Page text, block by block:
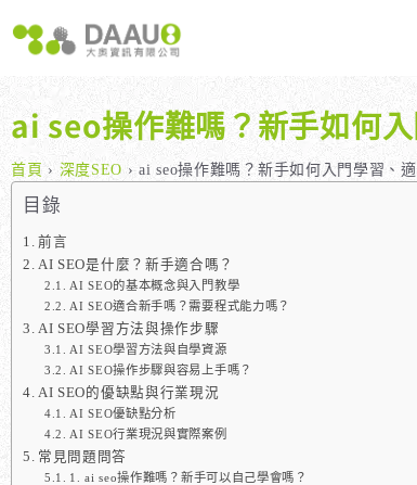
至
內
容
大奧獨家 AISEO矩陣系統｜SEO自動化輕鬆佈局關鍵字
八大專業SEO服務：網站流量快速成長
SEO 救星：你的網站沒有自然流量嗎？
專業SEO撰寫：提升網站SEO自然排序
維基百科：提升品牌形象與SEO的雙贏策略
網站系統開發：打造高效能業務需求的網站
如何開始 SEO？新手指南
SEO 的定義與基本概念
SEO 的運作原理
SEO 的重要性：為什麼企業需要它？
什麼是白帽SEO、灰帽SEO與黑帽SEO？
我們
如何
ai seo操作難嗎？新手如何
首頁 › 深度SEO ›ai seo操作難嗎？新手如何入門學習、
目錄
前言
AI SEO是什麼？新手適合嗎？
AI SEO的基本概念與入門教學
AI SEO適合新手嗎？需要程式能力嗎？
AI SEO學習方法與操作步驟
AI SEO學習方法與自學資源
AI SEO操作步驟與容易上手嗎？
AI SEO的優缺點與行業現況
AI SEO優缺點分析
AI SEO行業現況與實際案例
常見問題問答
1. ai seo操作難嗎？新手可以自己學會嗎？